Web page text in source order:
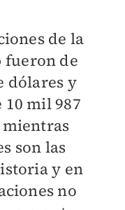
de la
fueron de
dólares y
mil 987
son las
y en
no